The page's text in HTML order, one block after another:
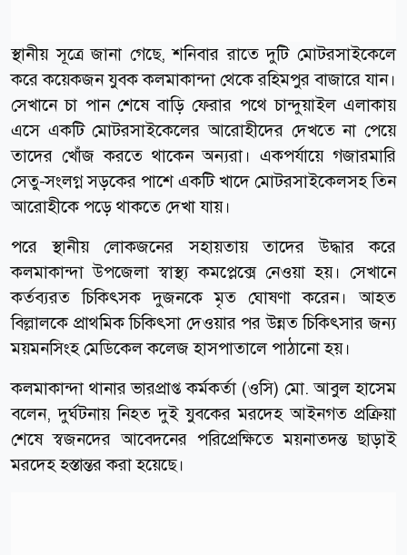
স্থানীয় সূত্রে জানা গেছে, শনিবার রাতে দুটি মোটরসাইকেলে
করে কয়েকজন যুবক কলমাকান্দা থেকে রহিমপুর বাজারে যান।
সেখানে চা পান শেষে বাড়ি ফেরার পথে চান্দুয়াইল এলাকায়
এসে একটি মোটরসাইকেলের আরোহীদের দেখতে না পেয়ে
তাদের খোঁজ করতে থাকেন অন্যরা। একপর্যায়ে গজারমারি
সেতু-সংলগ্ন সড়কের পাশে একটি খাদে মোটরসাইকেলসহ তিন
আরোহীকে পড়ে থাকতে দেখা যায়।
পরে স্থানীয় লোকজনের সহায়তায় তাদের উদ্ধার করে
কলমাকান্দা উপজেলা স্বাস্থ্য কমপ্লেক্সে নেওয়া হয়। সেখানে
কর্তব্যরত চিকিৎসক দুজনকে মৃত ঘোষণা করেন। আহত
বিল্লালকে প্রাথমিক চিকিৎসা দেওয়ার পর উন্নত চিকিৎসার জন্য
ময়মনসিংহ মেডিকেল কলেজ হাসপাতালে পাঠানো হয়।
কলমাকান্দা থানার ভারপ্রাপ্ত কর্মকর্তা (ওসি) মো. আবুল হাসেম
বলেন, দুর্ঘটনায় নিহত দুই যুবকের মরদেহ আইনগত প্রক্রিয়া
শেষে স্বজনদের আবেদনের পরিপ্রেক্ষিতে ময়নাতদন্ত ছাড়াই
মরদেহ হস্তান্তর করা হয়েছে।